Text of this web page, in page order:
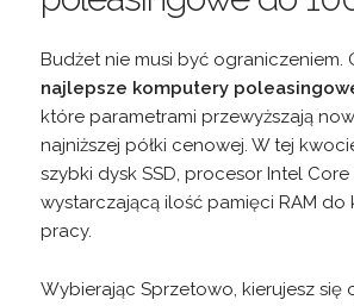
Budżet nie musi być ograniczeniem.
najlepsze komputery
które parametrami przewyższają
najniższej półki cenowej. W tej
szybki dysk SSD, procesor Intel
wystarczającą ilość pamięci RAM
pracy.
Wybierając Sprzetowo, kierujesz się